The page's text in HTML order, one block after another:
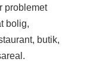
problemet
bolig,
butik,